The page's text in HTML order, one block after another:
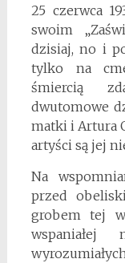
25 czerwca
swoim
dzisiaj, no i
tylko na
śmiercią
dwutomowe
matki i Artura
artyści są jej
Na
przed
grobem tej